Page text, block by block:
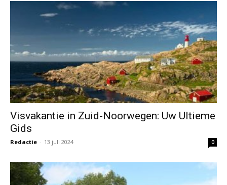
Visvakantie in Zuid-Noorwegen: Uw Ultieme
Gids
Redactie - 13 juli 2024 0